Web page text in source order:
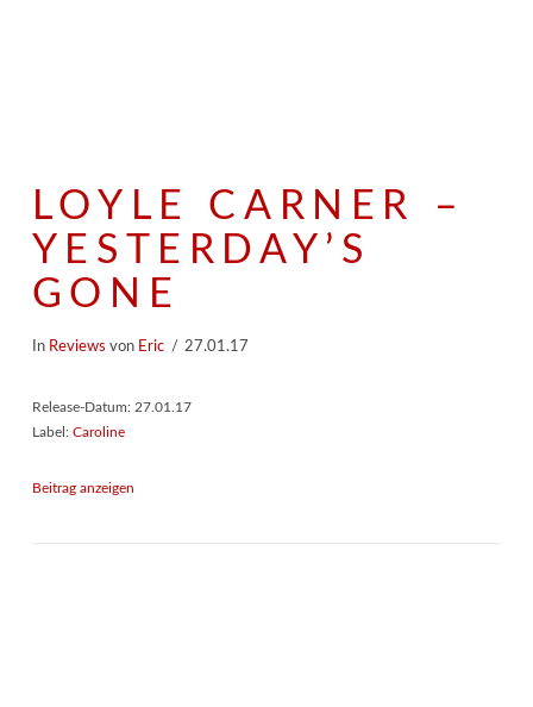
LOYLE CARNER –
YESTERDAY’S
GONE
In Reviews von Eric 27.01.17
Release-Datum: 27.01.17
Label: Caroline
Beitrag anzeigen